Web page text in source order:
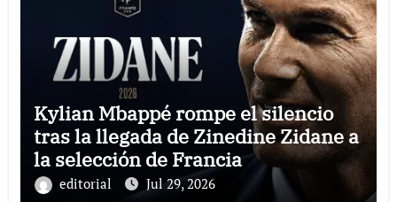
Kylian Mbappé rompe el silencio
tras la llegada de Zinedine Zidane a
la selección de Francia
editorial Jul 29, 2026